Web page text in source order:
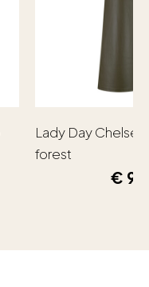
Lady Day
forest
€